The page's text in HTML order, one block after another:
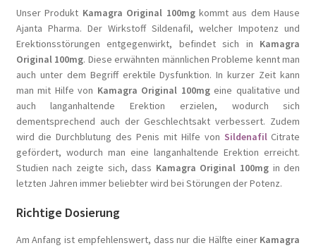
Unser Produkt Kamagra Original 100mgkommt aus dem Hause
Ajanta Pharma. Der Wirkstoff Sildenafil, welcher Impotenz und
Erektionsstörungen entgegenwirkt, befindet sich in Kamagra
Original 100mg. Diese erwähnten männlichen Probleme kennt man
auch unter dem Begriff erektile Dysfunktion. In kurzer Zeit kann
man mit Hilfe von Kamagra Original 100mgeine qualitative und
auch langanhaltende Erektion erzielen, wodurch sich
dementsprechend auch der Geschlechtsakt verbessert. Zudem
wird die Durchblutung des Penis mit Hilfe von SildenafilCitrate
gefördert, wodurch man eine langanhaltende Erektion erreicht.
Studien nach zeigte sich, dass Kamagra Original 100mg in den
letzten Jahren immer beliebter wird bei Störungen der Potenz.
Richtige Dosierung
Am Anfang ist empfehlenswert, dass nur die Hälfte einer Kamagra